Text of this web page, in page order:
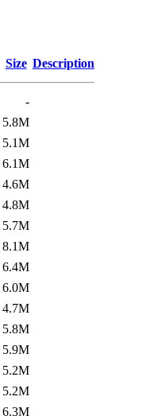
Size Description
-
5.8M
5.1M
6.1M
4.6M
4.8M
5.7M
8.1M
6.4M
6.0M
4.7M
5.8M
5.9M
5.2M
5.2M
6.3M